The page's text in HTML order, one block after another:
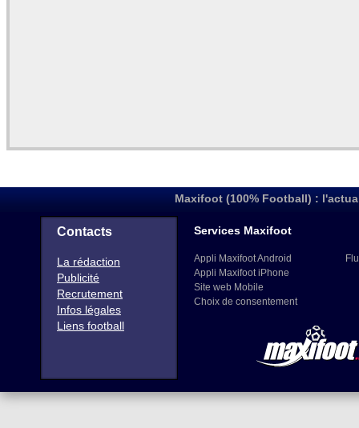
Maxifoot (100% Football) :
Contacts
La rédaction
Publicité
Recrutement
Infos légales
Liens football
Services Maxifoot
Appli Maxifoot Android
Appli Maxifoot iPhone
Site web Mobile
Choix de consentement